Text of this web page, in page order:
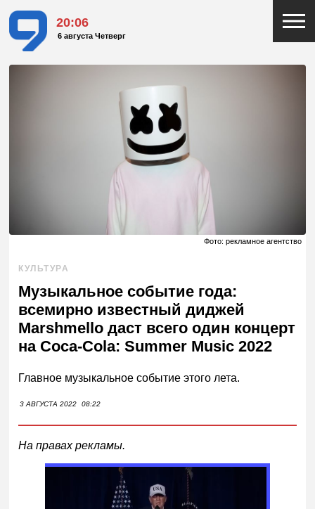
20:06
6 августа Четверг
Фото: рекламное агентство
КУЛЬТУРА
Музыкальное событие года:
всемирно известный диджей
Marshmello даст всего один концерт
на Coca-Cola: Summer Music 2022
Главное музыкальное событие этого лета.
3 АВГУСТА 2022 08:22
На правах рекламы.